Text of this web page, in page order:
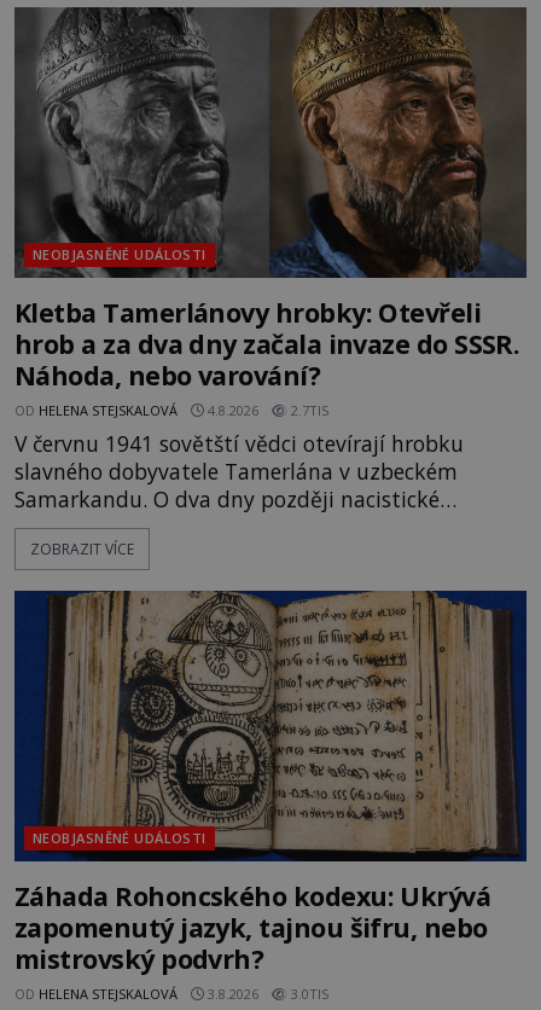
mezi vůdce protihusitského boje. Za manželku má
skutečně jistou
NEOBJASNĚNÉ UDÁLOSTI
Kletba Tamerlánovy hrobky: Otevřeli
hrob a za dva dny začala invaze do SSSR.
Náhoda, nebo varování?
OD HELENA STEJSKALOVÁ 4.8.2026 2.7TIS
V červnu 1941 sovětští vědci otevírají hrobku
slavného dobyvatele Tamerlána v uzbeckém
Samarkandu. O dva dny později nacistické
Německo zahajuje operaci Barbarossa a napadá
Sovětský svaz. Shoda dat je natolik zarážející, že se
na legendě něco pravdy, nebo jde jen o fascinující
souhru okolností? Když antropolog Michail
Gerasimov (1907-1970) a
ZOBRAZIT VÍCE
NEOBJASNĚNÉ UDÁLOSTI
Záhada Rohoncského kodexu: Ukrývá
zapomenutý jazyk, tajnou šifru, nebo
mistrovský podvrh?
OD HELENA STEJSKALOVÁ 3.8.2026 3.0TIS